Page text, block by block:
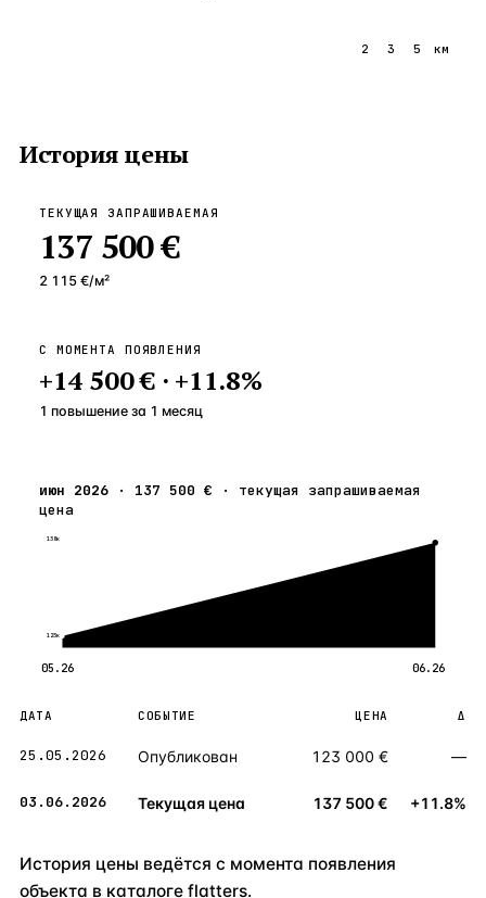
2 3 5 км
История цены
ТЕКУЩАЯ ЗАПРАШИВАЕМАЯ
137 500 €
2 115 €/м²
С МОМЕНТА ПОЯВЛЕНИЯ
+14 500 €· +11.8%
1 повышение за 1 месяц
июн 2026 · 137 500 € · текущая запрашиваемая
цена
138к
123к
05.26 06.26
ДАТА СОБЫТИЕ ЦЕНА Δ
25.05.2026 Опубликован 123 000 € —
03.06.2026 Текущая цена 137 500 € +11.8%
История цены ведётся с момента появления
объекта в каталоге flatters.